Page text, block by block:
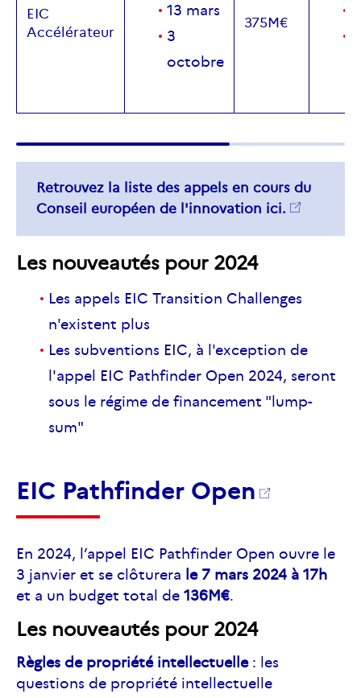
EIC
Accélérateur
13 mars
3
octobre
375M€
Retrouvez la liste des appels en cours du
Conseil européen de l'innovation ici.
Les nouveautés pour 2024
Les appels EIC Transition Challenges
n'existent plus
Les subventions EIC, à l'exception de
l'appel EIC Pathfinder Open 2024, seront
sous le régime de financement "lump-
sum"
EIC Pathfinder Open
En 2024, l’appel EIC Pathfinder Open ouvre le
3 janvier et se clôturera le 7 mars 2024 à 17h
et a un budget total de 136M€.
Les nouveautés pour 2024
Règles de propriété intellectuelle: les
questions de propriété intellectuelle